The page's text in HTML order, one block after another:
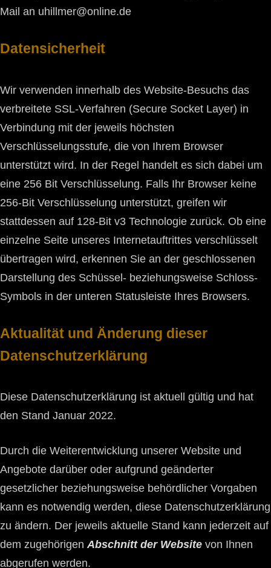
Mail an uhillmer@online.de
Datensicherheit
Wir verwenden innerhalb des Website-Besuchs das
verbreitete SSL-Verfahren (Secure Socket Layer) in
Verbindung mit der jeweils höchsten
Verschlüsselungsstufe, die von Ihrem Browser
unterstützt wird. In der Regel handelt es sich dabei um
eine 256 Bit Verschlüsselung. Falls Ihr Browser keine
256-Bit Verschlüsselung unterstützt, greifen wir
stattdessen auf 128-Bit v3 Technologie zurück. Ob eine
einzelne Seite unseres Internetauftrittes verschlüsselt
übertragen wird, erkennen Sie an der geschlossenen
Darstellung des Schüssel- beziehungsweise Schloss-
Symbols in der unteren Statusleiste Ihres Browsers.
Aktualität und Änderung dieser
Datenschutzerklärung
Diese Datenschutzerklärung ist aktuell gültig und hat
den Stand Januar 2022.
Durch die Weiterentwicklung unserer Website und
Angebote darüber oder aufgrund geänderter
gesetzlicher beziehungsweise behördlicher Vorgaben
kann es notwendig werden, diese Datenschutzerklärung
zu ändern. Der jeweils aktuelle Stand kann jederzeit auf
dem zugehörigenAbschnitt der Website von Ihnen
abgerufen werden.